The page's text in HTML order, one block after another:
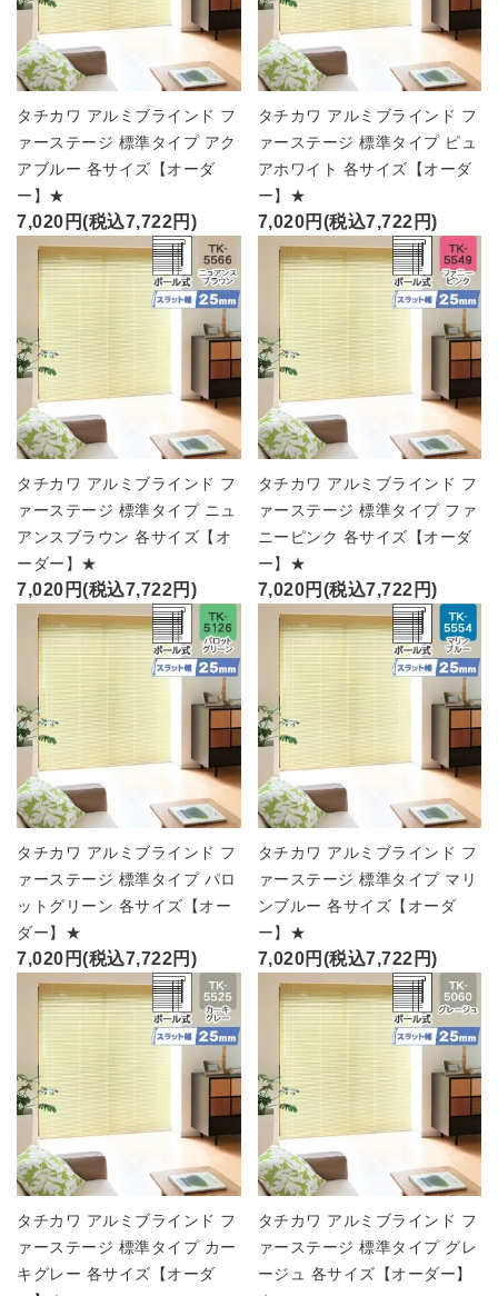
タチカワ アルミブラインド フ
ァーステージ 標準タイプ アク
アブルー 各サイズ【オーダ
ー】★
7,020円(税込7,722円)
タチカワ アルミブラインド フ
ァーステージ 標準タイプ ピュ
アホワイト 各サイズ【オーダ
ー】★
7,020円(税込7,722円)
タチカワ アルミブラインド フ
ァーステージ 標準タイプ ニュ
アンスブラウン 各サイズ【オ
ーダー】★
7,020円(税込7,722円)
タチカワ アルミブラインド フ
ァーステージ 標準タイプ ファ
ニーピンク 各サイズ【オーダ
ー】★
7,020円(税込7,722円)
タチカワ アルミブラインド フ
ァーステージ 標準タイプ パロ
ットグリーン 各サイズ【オー
ダー】★
7,020円(税込7,722円)
タチカワ アルミブラインド フ
ァーステージ 標準タイプ マリ
ンブルー 各サイズ【オーダ
ー】★
7,020円(税込7,722円)
タチカワ アルミブラインド フ
ァーステージ 標準タイプ カー
キグレー 各サイズ【オーダ
タチカワ アルミブラインド フ
ァーステージ 標準タイプ グレ
ージュ 各サイズ【オーダー】